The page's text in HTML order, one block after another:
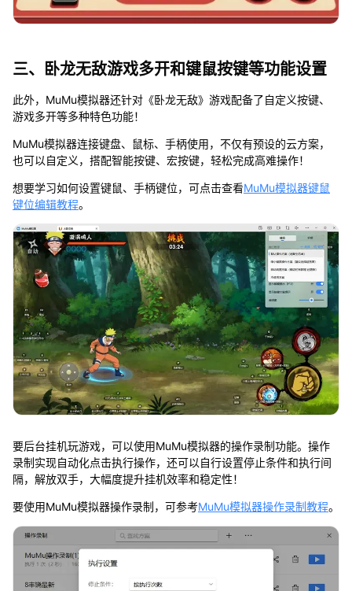
三、卧龙无敌游戏多开和键鼠按键等功能设置
此外，MuMu模拟器还针对《卧龙无敌》游戏配备了自定义按键、
游戏多开等多种特色功能！
MuMu模拟器连接键盘、鼠标、手柄使用，不仅有预设的云方案，
也可以自定义，搭配智能按键、宏按键，轻松完成高难操作！
想要学习如何设置键鼠、手柄键位，可点击查看MuMu模拟器键鼠
键位编辑教程。
要后台挂机玩游戏，可以使用MuMu模拟器的操作录制功能。操作
录制实现自动化点击执行操作，还可以自行设置停止条件和执行间
隔，解放双手，大幅度提升挂机效率和稳定性！
要使用MuMu模拟器操作录制，可参考MuMu模拟器操作录制教程。